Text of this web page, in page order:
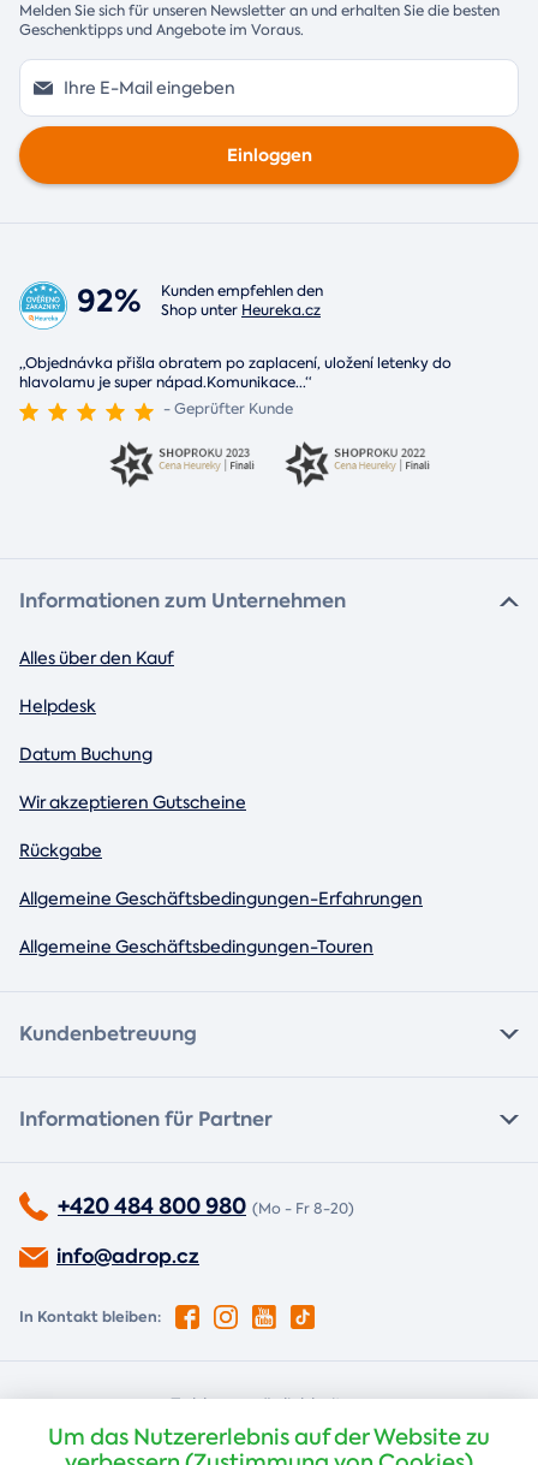
Melden Sie sich für unseren Newsletter an und erhalten Sie die besten
Geschenktipps und Angebote im Voraus.
Einloggen
92%
Kunden empfehlen den
Shop unter Heureka.cz
„Objednávka přišla obratem po zaplacení, uložení letenky do
hlavolamu je super nápad.Komunikace...“
- Geprüfter Kunde
Informationen zum Unternehmen
Alles über den Kauf
Helpdesk
Datum Buchung
Wir akzeptieren Gutscheine
Rückgabe
Allgemeine Geschäftsbedingungen-Erfahrungen
Allgemeine Geschäftsbedingungen-Touren
Kundenbetreuung
Informationen für Partner
+420 484 800 980 (Mo - Fr 8-20)
info@adrop.cz
In Kontakt bleiben:
Zahlungsmöglichkeiten:
Nachnahme Kartenzahlung
Um das Nutzererlebnis auf der Website zu